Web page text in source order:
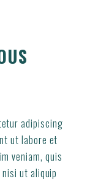
adipiscing
ut labore et
veniam, quis
ut aliquip